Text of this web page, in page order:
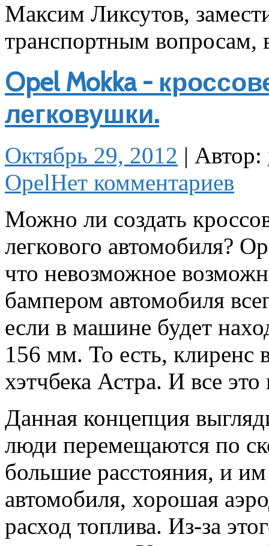
Максим Ликсутов,
транспортным вопросам,
Opel Mokka -
легковушки.
Октябрь 29, 2012 | Автор:
OpelНет комментариев
Можно ли создать
легкового автомобиля?
что невозможное
бампером автомобиля
если в машине будет
156 мм. То есть, клиренс
хэтчбека Астра. И все
Данная концепция
люди перемещаются по
большие расстояния, и
автомобиля, хорошая
расход топлива. Из-за